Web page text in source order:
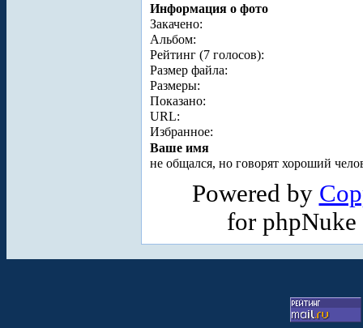
Информация о фото
Закачено:
Альбом:
Рейтинг (7 голосов):
Размер файла:
Размеры:
Показано:
URL:
Избранное:
Ваше имя
не общался, но говорят хороший
Powered by
for